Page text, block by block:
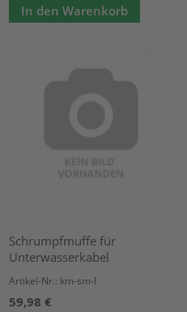
In den Warenkorb
Schrumpfmuffe für
Unterwasserkabel
Artikel-Nr.: km-sm-l
59,98 €